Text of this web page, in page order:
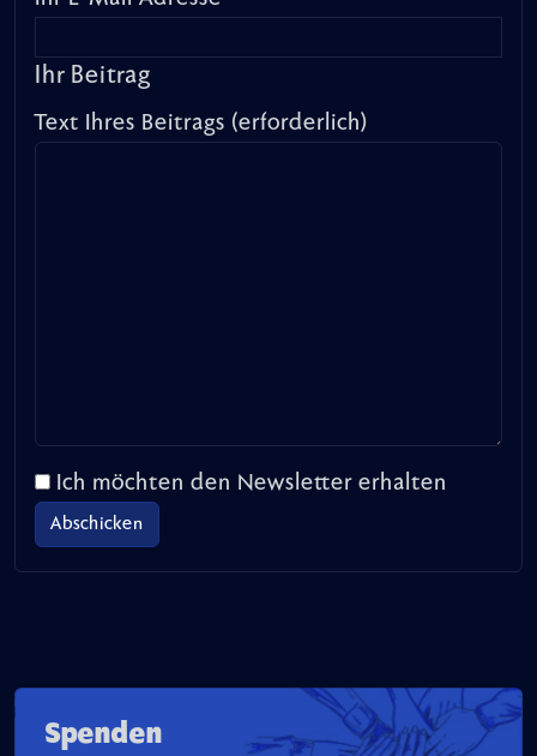
Ihr Beitrag
Text Ihres Beitrags (erforderlich)
Ich möchten den Newsletter erhalten
Spenden